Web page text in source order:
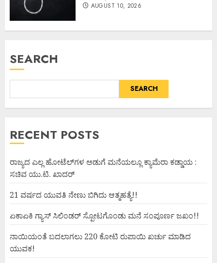
AUGUST 10, 2026
SEARCH
SEARCH
RECENT POSTS
ರಾಜ್ಯದ ಎಲ್ಲ ಹೋಟೆಲ್‌ಗಳ ಅಡುಗೆ ಮನೆಯಲ್ಲೂ ಕ್ಯಾಮೆರಾ ಕಡ್ಡಾಯ :
ಸಚಿವ ಯು.ಟಿ. ಖಾದರ್
21 ವರ್ಷದ ಯುವತಿ ನೇಣು ಬಿಗಿದು ಆತ್ಮಹತ್ಯೆ!!
ಏಕಾಏಕಿ ಗ್ಯಾಸ್ ಸಿಲಿಂಡರ್ ಸ್ಪೋಟಗೊಂಡು ಮನೆ ಸಂಪೂರ್ಣ ಜಖಂ!!
ನಾಯಿಯಂತೆ ಬದಲಾಗಲು 220 ಕೋಟಿ ರುಪಾಯಿ ಖರ್ಚು ಮಾಡಿದ
ಯುವಕ!